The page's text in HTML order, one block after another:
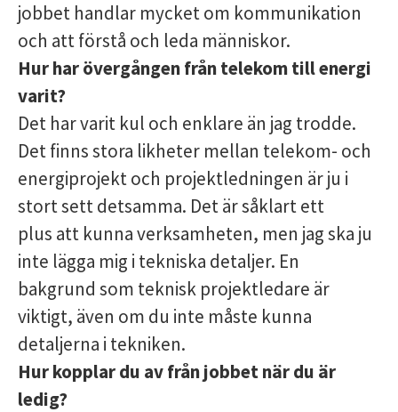
jobbet handlar mycket om kommunikation
och att förstå och leda människor.
Hur har övergången från telekom till energi
varit?
Det har varit kul och enklare än jag trodde.
Det finns stora likheter mellan telekom- och
energiprojekt och projektledningen är ju i
stort sett detsamma. Det är såklart ett
plus att kunna verksamheten, men jag ska ju
inte lägga mig i tekniska detaljer. En
bakgrund som teknisk projektledare är
viktigt, även om du inte måste kunna
detaljerna i tekniken.
Hur kopplar du av från jobbet när du är
ledig?